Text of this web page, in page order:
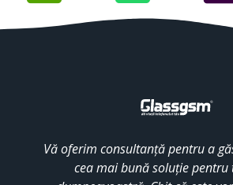
Vă oferim consultanță pentru a
cea mai bună soluție pentru